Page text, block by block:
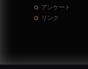
アンケート
リンク